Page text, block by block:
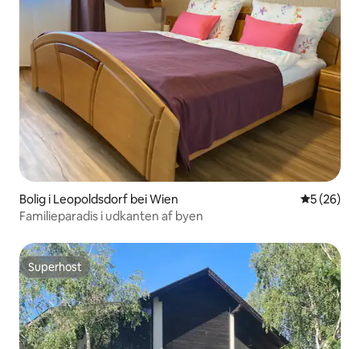
Bolig i Leopoldsdorf bei Wien 5 ud af 5 i
5 (26)
Familieparadis i udkanten af byen
Superhost
Superhost